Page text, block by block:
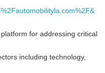
for addressing critical
including technology,